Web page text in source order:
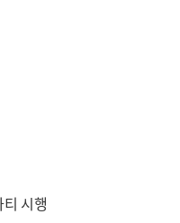
시행